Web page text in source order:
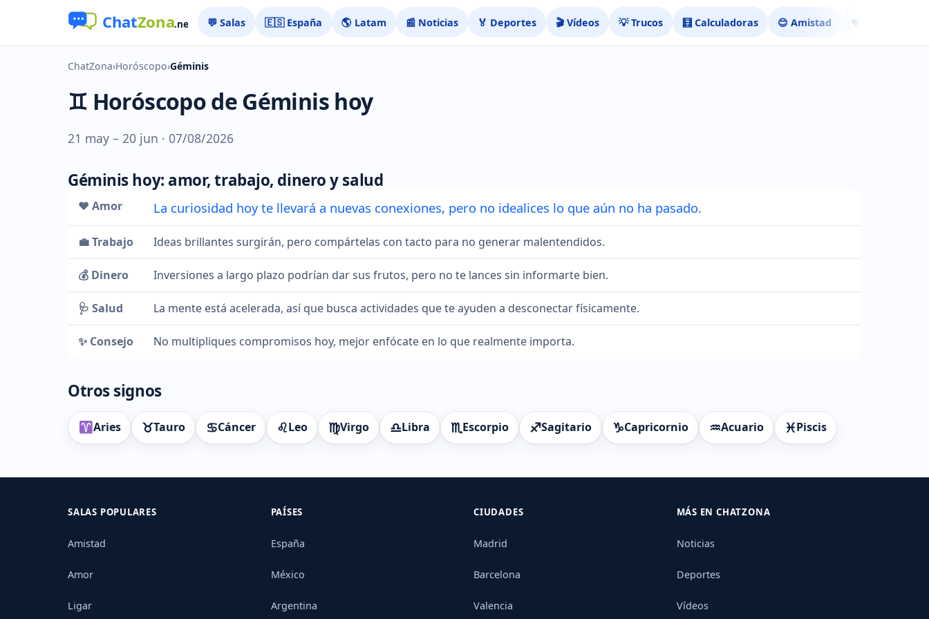
💬 Salas 🇪🇸 España 🌎 Latam 📰 Noticias 🏅 Deportes 🎬 Vídeos 💡 Trucos 🧮 Calculadoras 😊 Amistad ❤️ Ligar
ChatZona›Horóscopo›Géminis
♊ Horóscopo de Géminis hoy
21 may – 20 jun · 07/08/2026
Géminis hoy: amor, trabajo, dinero y salud
❤️ Amor La curiosidad hoy te llevará a nuevas conexiones, pero no idealices lo que aún no ha pasado.
💼 Trabajo Ideas brillantes surgirán, pero compártelas con tacto para no generar malentendidos.
💰 Dinero Inversiones a largo plazo podrían dar sus frutos, pero no te lances sin informarte bien.
🩺 Salud La mente está acelerada, así que busca actividades que te ayuden a desconectar físicamente.
✨ Consejo No multipliques compromisos hoy, mejor enfócate en lo que realmente importa.
Otros signos
Aries ♉Tauro ♋Cáncer ♌Leo ♍Virgo ♎Libra ♏Escorpio ♐Sagitario ♑Capricornio ♒Acuario ♓Piscis
SALAS POPULARES
Amistad
Amor
Ligar
PAÍSES
España
México
Argentina
CIUDADES
Madrid
Barcelona
Valencia
MÁS EN CHATZONA
Noticias
Deportes
Vídeos